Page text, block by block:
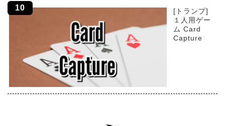
[トランプ]
１人用ゲー
ム Card
Capture